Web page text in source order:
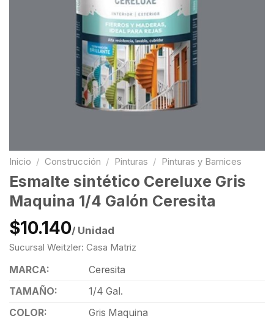
Inicio / Construcción / Pinturas / Pinturas y Barnices
Esmalte sintético Cereluxe Gris
Maquina 1/4 Galón Ceresita
$10.140/ Unidad
Sucursal Weitzler: Casa Matriz
MARCA:
Ceresita
TAMAÑO:
1/4 Gal.
COLOR:
Gris Maquina